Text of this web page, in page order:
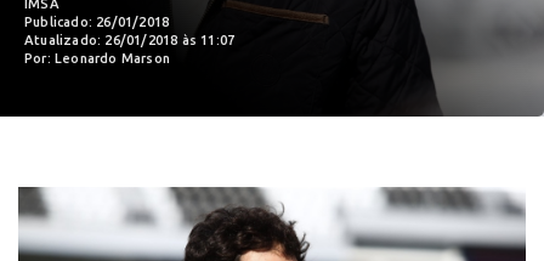
IMSA
Publicado: 26/01/2018
Atualizado: 26/01/2018 às 11:07
Por: Leonardo Marson